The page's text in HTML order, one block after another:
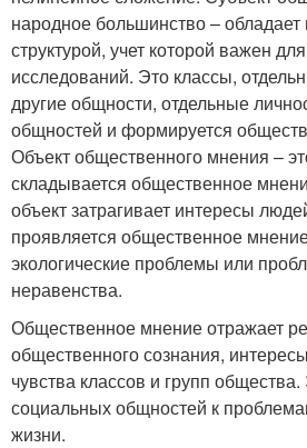
народное большинство – обладает
структурой, учет которой важен
исследований. Это классы,
другие общности, отдельные
общностей и формируется
Объект общественного мнения –
складывается общественное
объект затрагивает интересы
проявляется общественное
экологические проблемы или
неравенства.
Общественное мнение отражает
общественного сознания,
чувства классов и групп
социальных общностей к
жизни.